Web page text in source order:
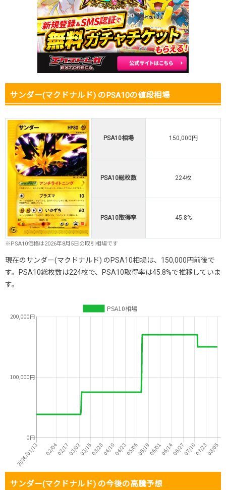
サンダー(マクドナルド) のPSA10の値段相場
PSA10相場 150,000円
PSA10総枚数 224枚
PSA10取得率 45.8%
※PSA10価格は2026年8月5日の取引相場です
現在のサンダー(マクドナルド) のPSA10相場は、150,000円前後で
す。PSA10総枚数は224枚で、PSA10取得率は45.8%で推移していま
す。
サンダー(マクドナルド) の今後の高騰予想